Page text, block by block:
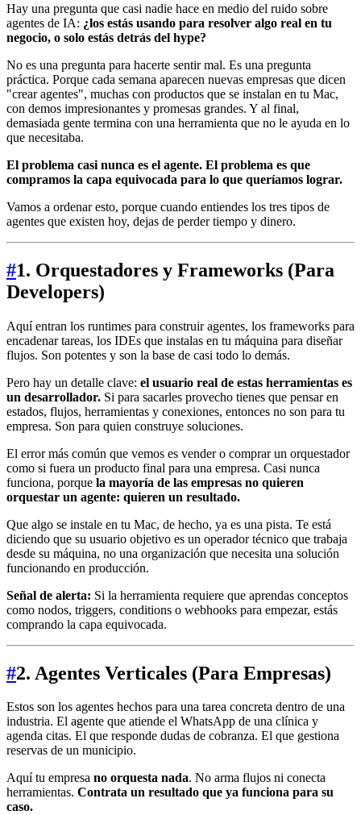
Hay una pregunta que casi nadie hace en medio del ruido sobre
agentes de IA: ¿los estás usando para resolver algo real en tu
negocio, o solo estás detrás del hype?
No es una pregunta para hacerte sentir mal. Es una pregunta
práctica. Porque cada semana aparecen nuevas empresas que dicen
"crear agentes", muchas con productos que se instalan en tu Mac,
con demos impresionantes y promesas grandes. Y al final,
demasiada gente termina con una herramienta que no le ayuda en lo
que necesitaba.
El problema casi nunca es el agente. El problema es que
compramos la capa equivocada para lo que queríamos lograr.
Vamos a ordenar esto, porque cuando entiendes los tres tipos de
agentes que existen hoy, dejas de perder tiempo y dinero.
#1. Orquestadores y Frameworks (Para
Developers)
Aquí entran los runtimes para construir agentes, los frameworks para
encadenar tareas, los IDEs que instalas en tu máquina para diseñar
flujos. Son potentes y son la base de casi todo lo demás.
Pero hay un detalle clave: el usuario real de estas herramientas es
un desarrollador. Si para sacarles provecho tienes que pensar en
estados, flujos, herramientas y conexiones, entonces no son para tu
empresa. Son para quien construye soluciones.
El error más común que vemos es vender o comprar un orquestador
como si fuera un producto final para una empresa. Casi nunca
funciona, porque la mayoría de las empresas no quieren
orquestar un agente: quieren un resultado.
Que algo se instale en tu Mac, de hecho, ya es una pista. Te está
diciendo que su usuario objetivo es un operador técnico que trabaja
desde su máquina, no una organización que necesita una solución
funcionando en producción.
Señal de alerta: Si la herramienta requiere que aprendas conceptos
como nodos, triggers, conditions o webhooks para empezar, estás
comprando la capa equivocada.
#2. Agentes Verticales (Para Empresas)
Estos son los agentes hechos para una tarea concreta dentro de una
industria. El agente que atiende el WhatsApp de una clínica y
agenda citas. El que responde dudas de cobranza. El que gestiona
reservas de un municipio.
Aquí tu empresa no orquesta nada. No arma flujos ni conecta
herramientas. Contrata un resultado que ya funciona para su
caso.